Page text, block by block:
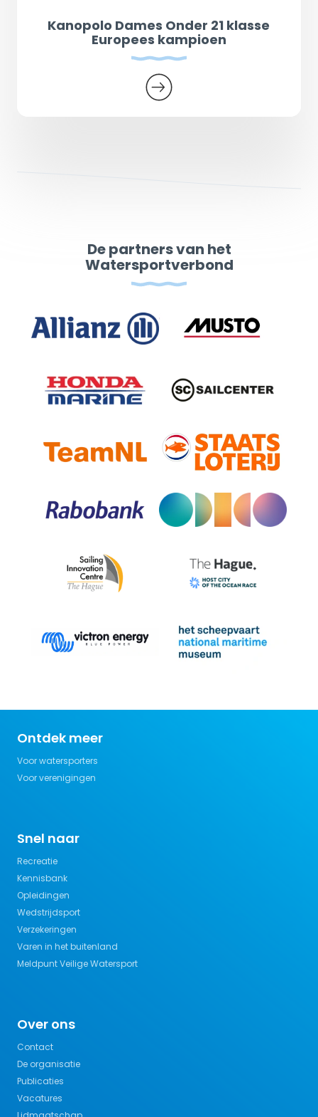
Kanopolo Dames Onder 21 klasse
Europees kampioen
De partners van het
Watersportverbond
Ontdek meer
Voor watersporters
Voor verenigingen
Snel naar
Recreatie
Kennisbank
Opleidingen
Wedstrijdsport
Verzekeringen
Varen in het buitenland
Meldpunt Veilige Watersport
Over ons
Contact
De organisatie
Publicaties
Vacatures